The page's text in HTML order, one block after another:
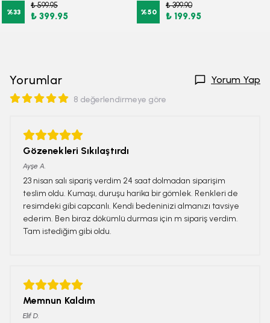
%33
₺ 599.95
₺ 399.95 %50
₺ 399.90
₺ 199.95
Yorumlar Yorum Yap
8 değerlendirmeye göre
Gözenekleri Sıkılaştırdı
Ayşe A.
23 nisan salı sipariş verdim 24 saat dolmadan siparişim
teslim oldu. Kumaşı, duruşu harika bir gömlek. Renkleri de
resimdeki gibi capcanlı. Kendi bedeninizi almanızı tavsiye
ederim. Ben biraz dökümlü durması için m sipariş verdim.
Tam istediğim gibi oldu.
Memnun Kaldım
Elif D.